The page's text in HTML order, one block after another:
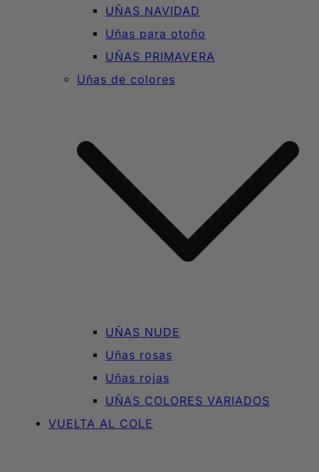
UÑAS NAVIDAD
Uñas para otoño
UÑAS PRIMAVERA
Uñas de colores
UÑAS NUDE
Uñas rosas
Uñas rojas
UÑAS COLORES VARIADOS
VUELTA AL COLE